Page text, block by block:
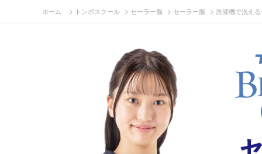
ホーム > トンボスクール > セーラー服 > セーラー服 > 洗濯機で洗え